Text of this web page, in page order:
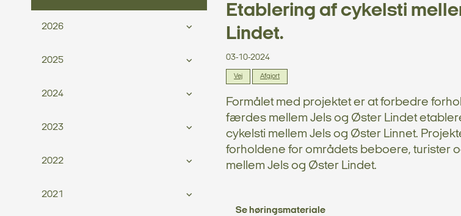
2026
2025
2024
2023
2022
2021
Etablering af cykelsti
Lindet.
03-10-2024
Vej Afgjort
Formålet med projektet er at forbedre
færdes mellem Jels og Øster Lindet
cykelsti mellem Jels og Øster Linnet.
forholdene for områdets beboere, turister
mellem Jels og Øster Lindet.
Se høringsmateriale